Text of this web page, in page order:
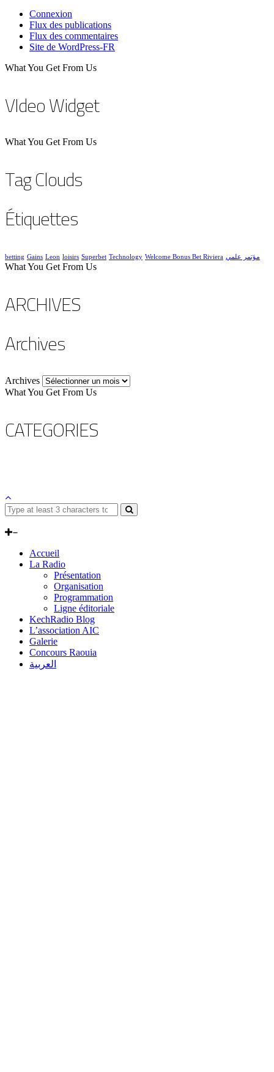
Connexion
Flux des publications
Flux des commentaires
Site de WordPress-FR
What You Get From Us
VIdeo Widget
What You Get From Us
Tag Clouds
Étiquettes
betting Gains Leon loisirs Superbet Technology Welcome Bonus Bet Riviera مؤتمر علمي
What You Get From Us
ARCHIVES
Archives
Archives
What You Get From Us
CATEGORIES
Accueil
La Radio
Présentation
Organisation
Programmation
Ligne éditoriale
KechRadio Blog
L’association AIC
Galerie
Concours Raouia
العربية